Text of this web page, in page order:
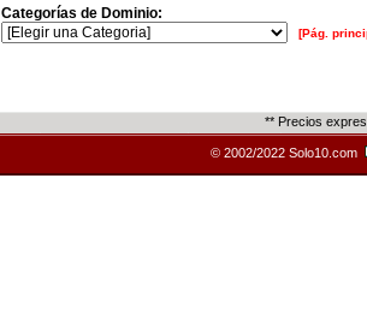
Categorías de Dominio:
[Pág.
** Precios
© 2002/2022 Solo10.com